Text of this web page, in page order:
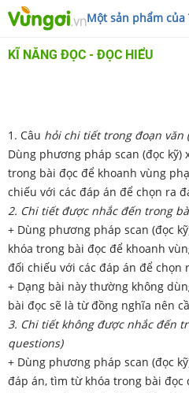
Một sản phẩm
KĨ NĂNG ĐỌC - ĐỌC HIỂU
1. Câu hỏi chi tiết trong đoạn văn
Dùng phương pháp scan (đọc
trong bài đọc để khoanh vùng
chiếu với các đáp án để chọn ra
2. Chi tiết được nhắc đến trong
+ Dùng phương pháp scan (đọc
khóa trong bài đọc để khoanh
đối chiếu với các đáp án để chọn
+ Dạng bài này thường không
bài đọc sẽ là từ đồng nghĩa nên
3. Chi tiết không được nhắc đến
questions)
+ Dùng phương pháp scan (đọc
đáp án, tìm từ khóa trong bài đọc